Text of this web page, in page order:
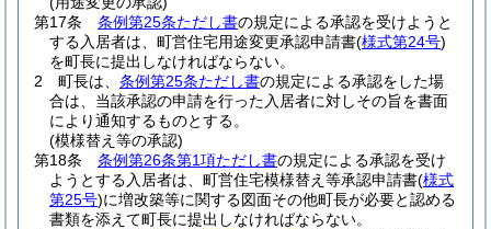
第17条
条例第25条ただし書の規定による承認を受けようと
する入居者は、町営住宅用途変更承認申請書(様式第24号)
を町長に提出しなければならない。
2
町長は、 条例第25条ただし書の規定による承認をした場
合は、当該承認の申請を行った入居者に対しその旨を書面
により通知するものとする。
(模様替え等の承認)
第18条
条例第26条第1項ただし書の規定による承認を受け
ようとする入居者は、町営住宅模様替え等承認申請書(様式
第25号)に増改築等に関する図面その他町長が必要と認める
書類を添えて町長に提出しなければならない。